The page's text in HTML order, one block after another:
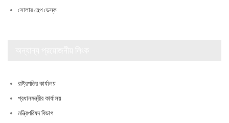
সোলার হেল্প ডেস্ক
রাষ্ট্রপতির কার্যালয়
প্রধানমন্ত্রীর কার্যালয়
মন্ত্রিপরিষদ বিভাগ